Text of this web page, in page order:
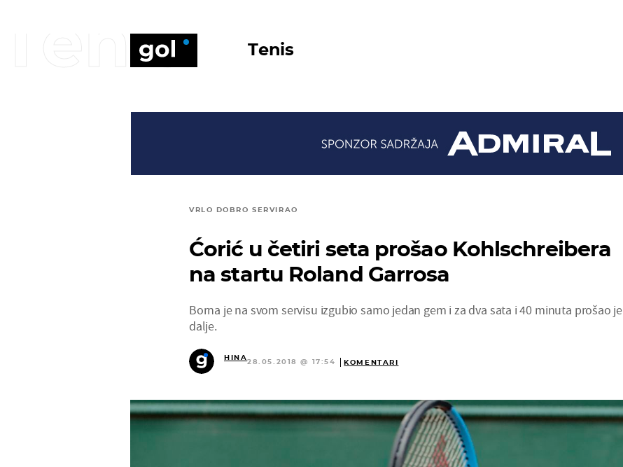
Tenis
Tenis
VRLO DOBRO SERVIRAO
Ćorić u četiri seta prošao Kohlschreibera
na startu Roland Garrosa
Borna je na svom servisu izgubio samo jedan gem i za dva sata i 40 minuta prošao je
dalje.
HINA
28.05.2018 @ 17:54 KOMENTARI